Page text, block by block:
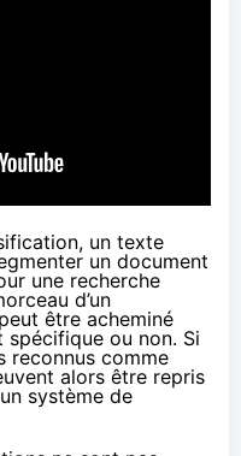
un texte
un document
une recherche
d’un
être acheminé
ou non. Si
reconnus comme
alors être repris
système de